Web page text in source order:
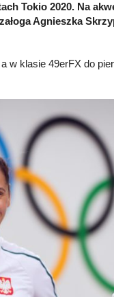
Tokio 2020. Na
Agnieszka
klasie 49erFX do